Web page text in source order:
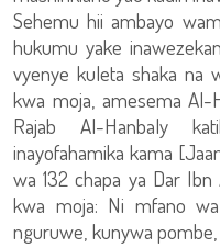
Sehemu hii ambayo
hukumu yake
vyenye kuleta shaka na
kwa moja, amesema Al-
Rajab Al-Hanbaly
inayofahamika kama
wa 132 chapa ya Dar
kwa moja: Ni mfano
nguruwe, kunywa